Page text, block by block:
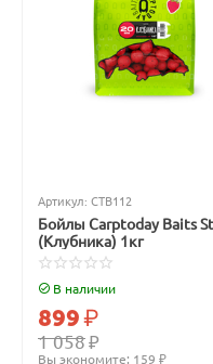
Артикул: CTB112
Бойлы Carptoday Baits
(Клубника) 1кг
В наличии
1 058₽
899₽
Вы экономите: 159 ₽